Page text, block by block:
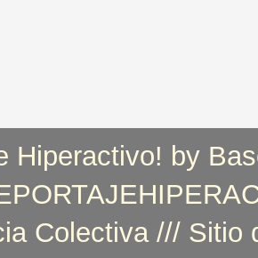
Hiperactivo! by
Colectiva /// Sitio